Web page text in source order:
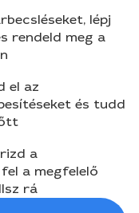
lépj
rendeld meg a
el az
és tudd
a
a megfelelő
rá